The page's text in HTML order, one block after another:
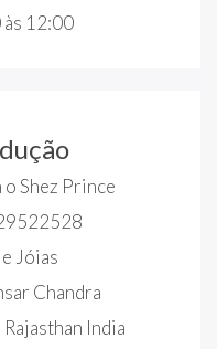
às 12:00
Shez Prince
Jóias
Chandra
India